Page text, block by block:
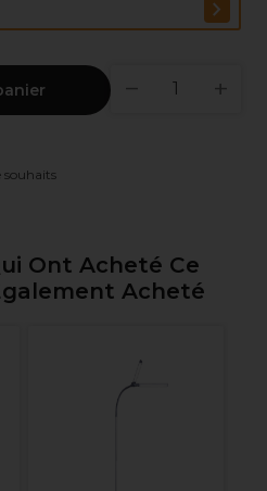
souhaits
Ont Acheté Ce
Acheté